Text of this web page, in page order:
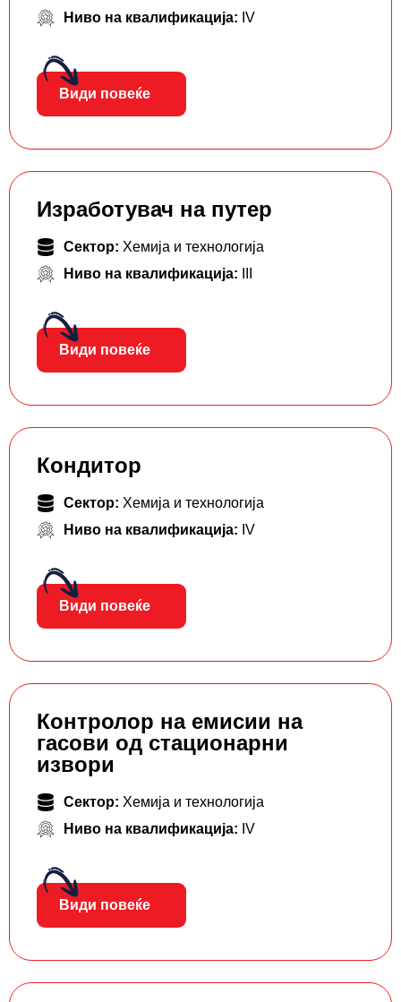
Ниво на квалификација: IV
Види повеќе
Изработувач на путер
Сектор: Хемија и технологија
Ниво на квалификација:
Види повеќе
Кондитор
Сектор: Хемија и технологија
Ниво на квалификација: IV
Види повеќе
Контролор на емисии на
гасови од стационарни
извори
Сектор: Хемија и технологија
Ниво на квалификација: IV
Види повеќе